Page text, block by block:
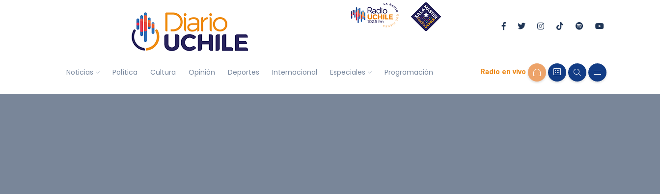
Noticias Política Cultura Opinión Deportes Internacional Especiales Programación Radio en vivo